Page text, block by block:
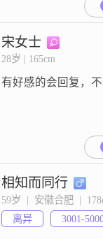
8001到12000元之间
活还算不错
是高中及以下，但我
历并不是衡量一个人
真诚可靠是我对待朋
宋女士
28岁 | 165cm
有好感的会回复，
相知而同行
59岁  |  安徽合肥  |
离异
3001-